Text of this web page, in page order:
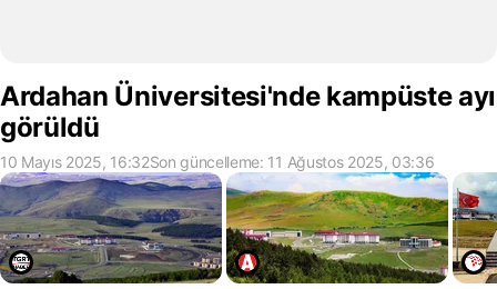
Ardahan Üniversitesi'nde kampüste ayı
görüldü
10 Mayıs 2025, 16:32Son güncelleme: 11 Ağustos 2025, 03:36